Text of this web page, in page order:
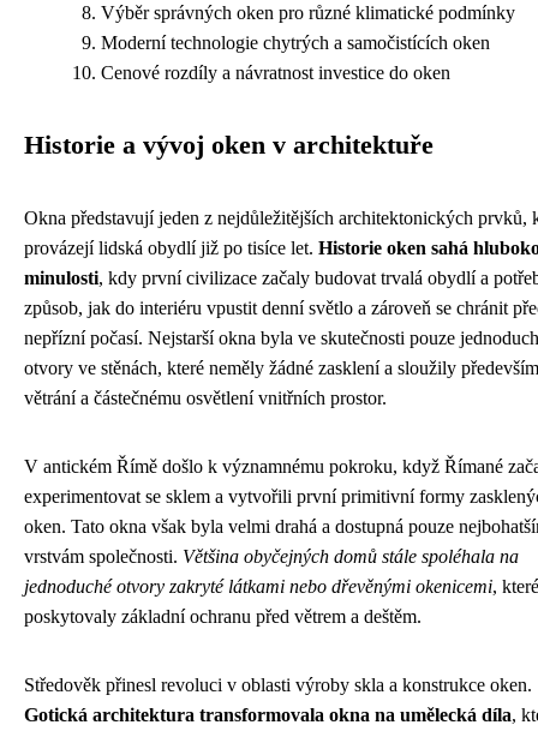
Výběr správných oken pro různé klimatické podmínky
Moderní technologie chytrých a samočistících oken
Cenové rozdíly a návratnost investice do oken
Historie a vývoj oken v architektuře
Okna představují jeden z nejdůležitějších architektonických prvků,
provázejí lidská obydlí již po tisíce let. Historie oken sahá
minulosti, kdy první civilizace začaly budovat trvalá obydlí a
způsob, jak do interiéru vpustit denní světlo a zároveň se chránit
nepřízní počasí. Nejstarší okna byla ve skutečnosti pouze
otvory ve stěnách, které neměly žádné zasklení a sloužily
větrání a částečnému osvětlení vnitřních prostor.
V antickém Římě došlo k významnému pokroku, když Římané
experimentovat se sklem a vytvořili první primitivní formy
oken. Tato okna však byla velmi drahá a dostupná pouze
vrstvám společnosti. Většina obyčejných domů stále spoléhala na
jednoduché otvory zakryté látkami nebo dřevěnými okenicemi, které
poskytovaly základní ochranu před větrem a deštěm.
Středověk přinesl revoluci v oblasti výroby skla a konstrukce oken.
Gotická architektura transformovala okna na umělecká díla,